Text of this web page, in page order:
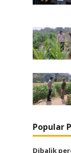
Popular
Dibalik